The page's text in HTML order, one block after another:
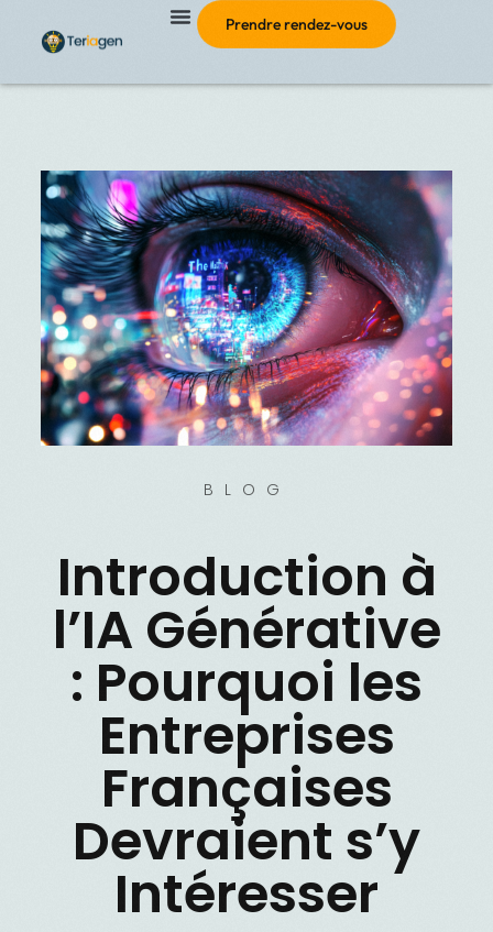
Prendre rendez-vous
BLOG
Introduction à
l’IA Générative
: Pourquoi les
Entreprises
Françaises
Devraient s’y
Intéresser